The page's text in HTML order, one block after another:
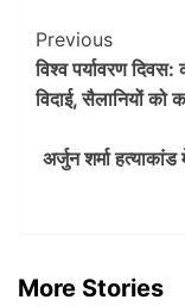
Post
Previous
विश्व पर्यावरण दिवस:
विदाई, सैलानियों को
अर्जुन शर्मा
More Stories